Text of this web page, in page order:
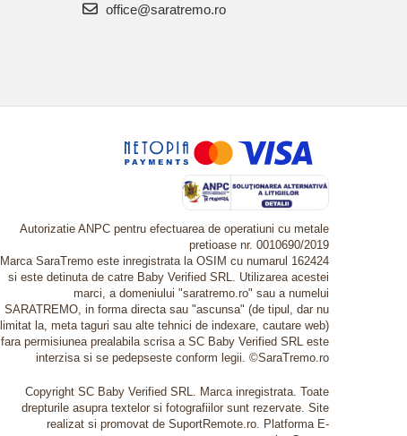
office@saratremo.ro
Autorizatie ANPC pentru efectuarea de operatiuni cu metale
pretioase nr. 0010690/2019
Marca SaraTremo este inregistrata la OSIM cu numarul 162424
si este detinuta de catre Baby Verified SRL. Utilizarea acestei
marci, a domeniului "saratremo.ro" sau a numelui
SARATREMO, in forma directa sau "ascunsa" (de tipul, dar nu
limitat la, meta taguri sau alte tehnici de indexare, cautare web)
fara permisiunea prealabila scrisa a SC Baby Verified SRL este
interzisa si se pedepseste conform legii. ©SaraTremo.ro
Copyright SC Baby Verified SRL. Marca inregistrata. Toate
drepturile asupra textelor si fotografiilor sunt rezervate. Site
realizat si promovat de SuportRemote.ro. Platforma E-